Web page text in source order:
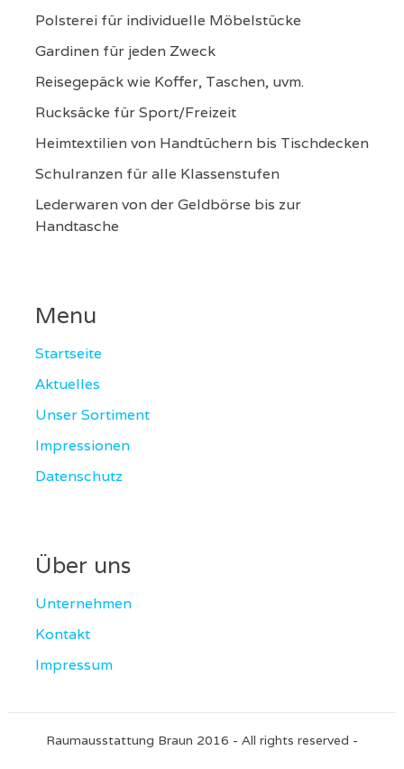
Polsterei für individuelle Möbelstücke
Gardinen für jeden Zweck
Reisegepäck wie Koffer, Taschen, uvm.
Rucksäcke für Sport/Freizeit
Heimtextilien von Handtüchern bis Tischdecken
Schulranzen für alle Klassenstufen
Lederwaren von der Geldbörse bis zur
Handtasche
Menu
Startseite
Aktuelles
Unser Sortiment
Impressionen
Datenschutz
Über uns
Unternehmen
Kontakt
Impressum
Raumausstattung Braun 2016 - All rights reserved -